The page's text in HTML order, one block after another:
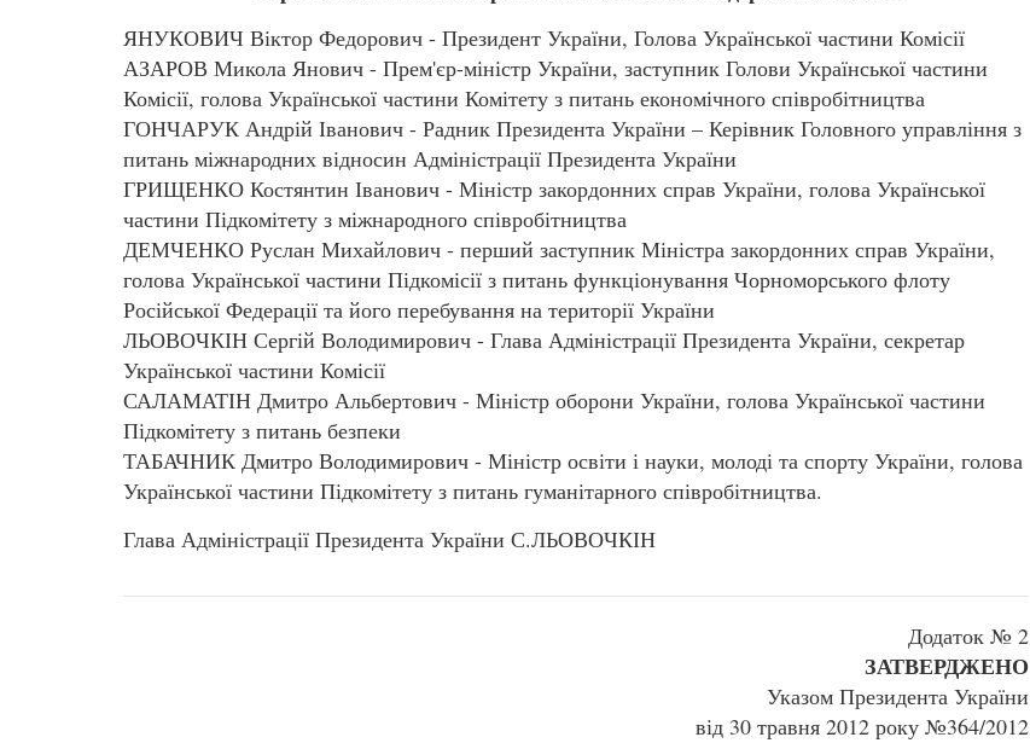
ЯНУКОВИЧ Віктор Федорович - Президент України, Голова Української частини Комісії
АЗАРОВ Микола Янович - Прем'єр-міністр України, заступник Голови Української частини
Комісії, голова Української частини Комітету з питань економічного співробітництва
ГОНЧАРУК Андрій Іванович - Радник Президента України – Керівник Головного управління з
питань міжнародних відносин Адміністрації Президента України
ГРИЩЕНКО Костянтин Іванович - Міністр закордонних справ України, голова Української
частини Підкомітету з міжнародного співробітництва
ДЕМЧЕНКО Руслан Михайлович - перший заступник Міністра закордонних справ України,
голова Української частини Підкомісії з питань функціонування Чорноморського флоту
Російської Федерації та його перебування на території України
ЛЬОВОЧКІН Сергій Володимирович - Глава Адміністрації Президента України, секретар
Української частини Комісії
САЛАМАТІН Дмитро Альбертович - Міністр оборони України, голова Української частини
Підкомітету з питань безпеки
ТАБАЧНИК Дмитро Володимирович - Міністр освіти і науки, молоді та спорту України, голова
Української частини Підкомітету з питань гуманітарного співробітництва.
Глава Адміністрації Президента України С.ЛЬОВОЧКІН
Додаток № 2
ЗАТВЕРДЖЕНО
Указом Президента України
від 30 травня 2012 року №364/2012